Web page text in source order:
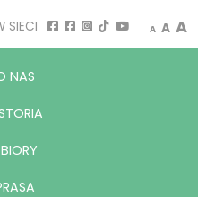
SIECI A A A
NAS